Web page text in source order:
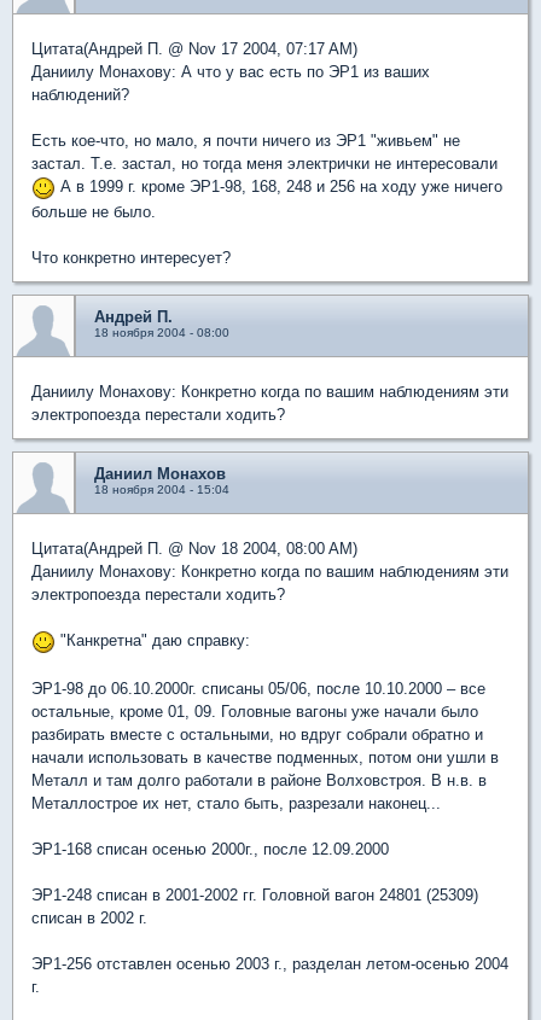
Цитата(Андрей П. @ Nov 17 2004, 07:17 AM)
Даниилу Монахову: А что у вас есть по ЭР1 из ваших
наблюдений?
Есть кое-что, но мало, я почти ничего из ЭР1 "живьем" не
застал. Т.е. застал, но тогда меня электрички не интересовали
А в 1999 г. кроме ЭР1-98, 168, 248 и 256 на ходу уже ничего
больше не было.
Что конкретно интересует?
Андрей П.
18 ноября 2004 - 08:00
Даниилу Монахову: Конкретно когда по вашим наблюдениям эти
электропоезда перестали ходить?
Даниил Монахов
18 ноября 2004 - 15:04
Цитата(Андрей П. @ Nov 18 2004, 08:00 AM)
Даниилу Монахову: Конкретно когда по вашим наблюдениям эти
электропоезда перестали ходить?
"Канкретна" даю справку:
ЭР1-98 до 06.10.2000г. списаны 05/06, после 10.10.2000 – все
остальные, кроме 01, 09. Головные вагоны уже начали было
разбирать вместе с остальными, но вдруг собрали обратно и
начали использовать в качестве подменных, потом они ушли в
Металл и там долго работали в районе Волховстроя. В н.в. в
Металлострое их нет, стало быть, разрезали наконец...
ЭР1-168 списан осенью 2000г., после 12.09.2000
ЭР1-248 списан в 2001-2002 гг. Головной вагон 24801 (25309)
списан в 2002 г.
ЭР1-256 отставлен осенью 2003 г., разделан летом-осенью 2004
г.